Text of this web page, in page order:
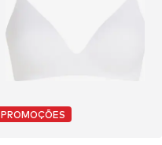
PROMOÇÕES